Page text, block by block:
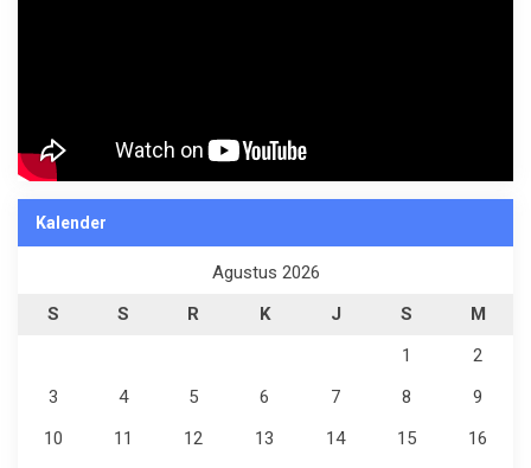
Kalender
Agustus 2026
S
S R K J S
M
1
2
3
4 5 6 7 8
9
10
11 12 13 14 15
16